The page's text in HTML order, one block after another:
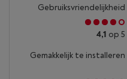
Gebruiksvriendelijkheid
4,1 op 5
Gemakkelijk te installeren